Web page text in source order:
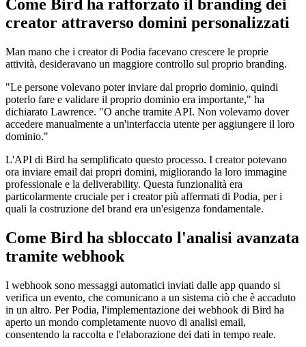
Come Bird ha rafforzato il branding dei
creator attraverso domini personalizzati
Man mano che i creator di Podia facevano crescere le proprie
attività, desideravano un maggiore controllo sul proprio branding.
"Le persone volevano poter inviare dal proprio dominio, quindi
poterlo fare e validare il proprio dominio era importante," ha
dichiarato Lawrence. "O anche tramite API. Non volevamo dover
accedere manualmente a un'interfaccia utente per aggiungere il loro
dominio."
L'API di Bird ha semplificato questo processo. I creator potevano
ora inviare email dai propri domini, migliorando la loro immagine
professionale e la deliverability. Questa funzionalità era
particolarmente cruciale per i creator più affermati di Podia, per i
quali la costruzione del brand era un'esigenza fondamentale.
Come Bird ha sbloccato l'analisi avanzata
tramite webhook
I webhook sono messaggi automatici inviati dalle app quando si
verifica un evento, che comunicano a un sistema ciò che è accaduto
in un altro. Per Podia, l'implementazione dei webhook di Bird ha
aperto un mondo completamente nuovo di analisi email,
consentendo la raccolta e l'elaborazione dei dati in tempo reale.